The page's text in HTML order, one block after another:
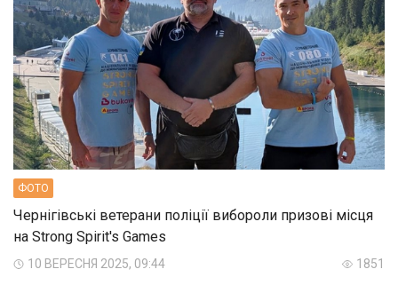
ФОТО
Чернігівські ветерани поліції вибороли призові місця
на Strong Spirit's Games
10 ВЕРЕСНЯ 2025, 09:44 1851